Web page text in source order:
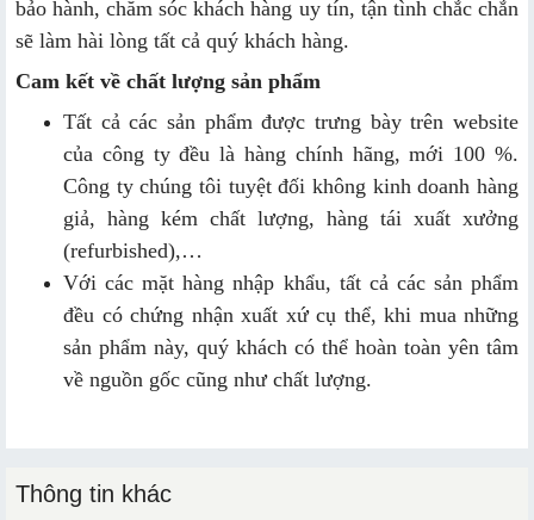
bảo hành, chăm sóc khách hàng uy tín, tận tình chắc chắn
sẽ làm hài lòng tất cả quý khách hàng.
Cam kết về chất lượng sản phẩm
Tất cả các sản phẩm được trưng bày trên website
của công ty đều là hàng chính hãng, mới 100 %.
Công ty chúng tôi tuyệt đối không kinh doanh hàng
giả, hàng kém chất lượng, hàng tái xuất xưởng
(refurbished),…
Với các mặt hàng nhập khẩu, tất cả các sản phẩm
đều có chứng nhận xuất xứ cụ thể, khi mua những
sản phẩm này, quý khách có thể hoàn toàn yên tâm
về nguồn gốc cũng như chất lượng.
Thông tin khác